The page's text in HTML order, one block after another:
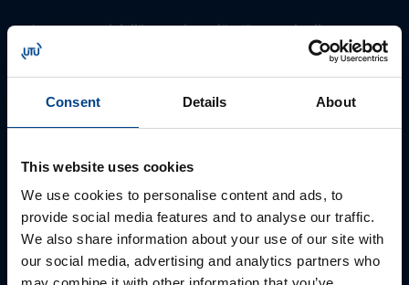
Consent Details About
This website uses cookies
We use cookies to personalise content and ads, to
provide social media features and to analyse our traffic.
We also share information about your use of our site with
our social media, advertising and analytics partners who
Autamme mielellämme, jotta löydämme sinulle
parhaan ratkaisun. Otathan yhteyttä puhelimitse,
sähköpostitse tai verkkolomakkeen kautta.